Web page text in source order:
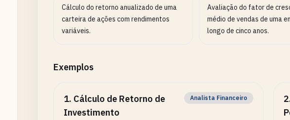
Cálculo do retorno anualizado de uma
carteira de ações com rendimentos
variáveis.
Avaliação do fator de
médio de vendas de uma
longo de cinco anos.
Exemplos
1. Cálculo de Retorno de
Investimento
Analista Financeiro 2